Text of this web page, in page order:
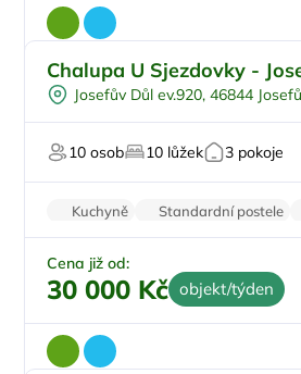
Pro cyklisty
U sjezdovky
Chalupa U Sjezdovky -
Josefův Důl ev.920, 46844
10 osob 10 lůžek 3 pokoje
Kuchyně Standardní postele
Koupelna
Parkování zdarma
Cena již od:
30 000 Kč objekt/týden